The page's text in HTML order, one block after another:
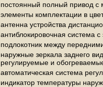
постоянный полный привод
элементы комплектации в
антенна устройства
антиблокировочная система
подлокотник между
наружные зеркала заднего
регулируемые и
автоматическая система
индикатор температуры